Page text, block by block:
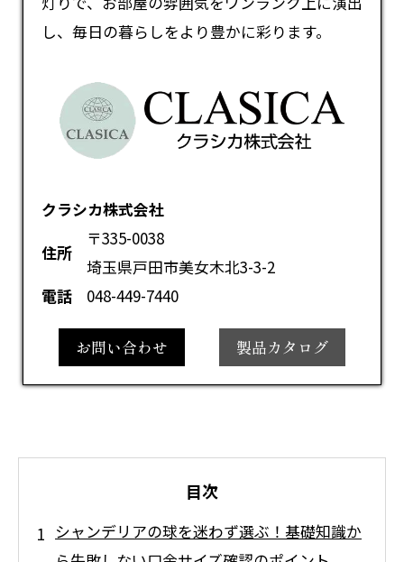
し、毎日の暮らしをより豊かに彩ります。
クラシカ株式会社
住所
〒335-0038
埼玉県戸田市美女木北3-3-2
電話
048-449-7440
お問い合わせ 製品カタログ
目次
シャンデリアの球を迷わず選ぶ！基礎知識か